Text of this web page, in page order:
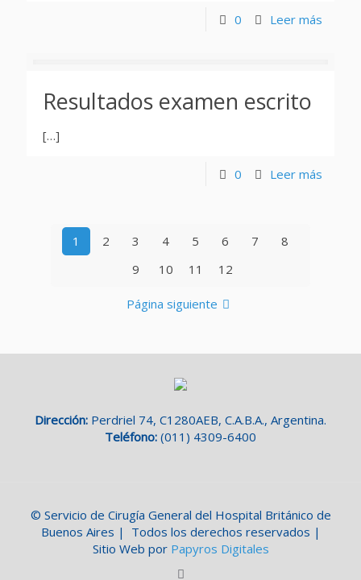
0 Leer más
Resultados examen escrito
[…]
0 Leer más
1 2 3 4 5 6 7
8
9
10 11 12
Página siguiente
Dirección: Perdriel 74, C1280AEB, C.A.B.A., Argentina.
Teléfono: (011) 4309-6400
© Servicio de Cirugía General del Hospital Británico de
Buenos Aires | Todos los derechos reservados |
Sitio Web por Papyros Digitales